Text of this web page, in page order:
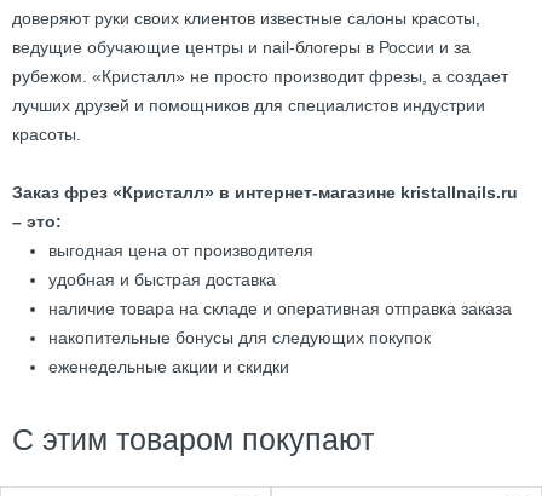
доверяют руки своих клиентов известные салоны красоты,
ведущие обучающие центры и nail-блогеры в России и за
рубежом. «Кристалл» не просто производит фрезы, а создает
лучших друзей и помощников для специалистов индустрии
красоты.
Заказ фрез «Кристалл» в интернет-магазине kristallnails.ru
– это:
выгодная цена от производителя
удобная и быстрая доставка
наличие товара на складе и оперативная отправка заказа
накопительные бонусы для следующих покупок
еженедельные акции и скидки
С этим товаром покупают